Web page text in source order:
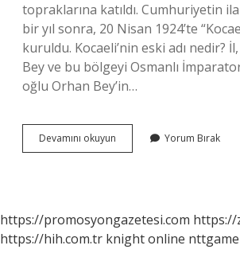
topraklarına katıldı. Cumhuriyetin
bir yıl sonra, 20 Nisan 1924’te
kuruldu. Kocaeli’nin eski adı nedir? İl,
Bey ve bu bölgeyi Osmanlı
oğlu Orhan Bey’in…
Devamını okuyun Başiskele
Kaç
Yorum Bırak
https://promosyongazetesi.com https://
https://hih.com.tr knight online nttgame